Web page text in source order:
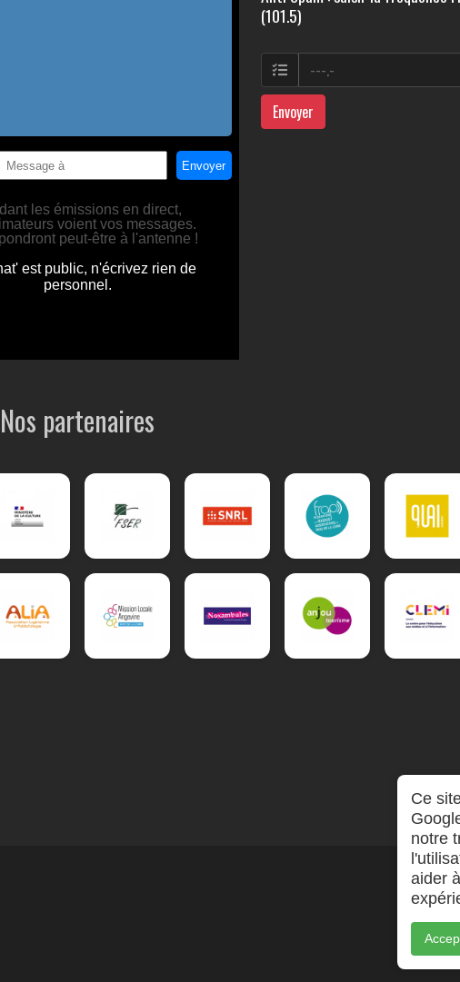
(101.5)
Envoyer
Nos partenaires
Ce
notre
aider